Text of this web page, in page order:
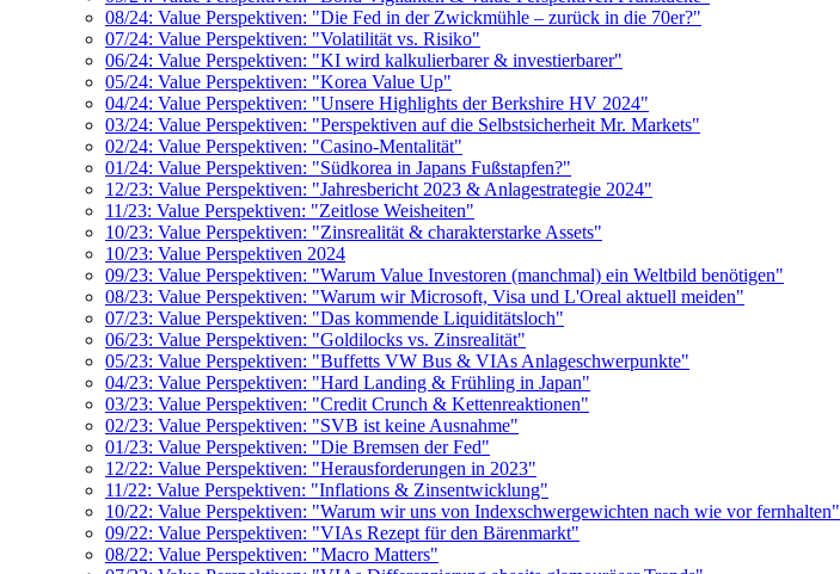
08/24: Value Perspektiven: "Die Fed in der Zwickmühle – zurück in die 70er?"
07/24: Value Perspektiven: "Volatilität vs. Risiko"
06/24: Value Perspektiven: "KI wird kalkulierbarer & investierbarer"
05/24: Value Perspektiven: "Korea Value Up"
04/24: Value Perspektiven: "Unsere Highlights der Berkshire HV 2024"
03/24: Value Perspektiven: "Perspektiven auf die Selbstsicherheit Mr. Markets"
02/24: Value Perspektiven: "Casino-Mentalität"
01/24: Value Perspektiven: "Südkorea in Japans Fußstapfen?"
12/23: Value Perspektiven: "Jahresbericht 2023 & Anlagestrategie 2024"
11/23: Value Perspektiven: "Zeitlose Weisheiten"
10/23: Value Perspektiven: "Zinsrealität & charakterstarke Assets"
10/23: Value Perspektiven 2024
09/23: Value Perspektiven: "Warum Value Investoren (manchmal) ein Weltbild benötigen"
08/23: Value Perspektiven: "Warum wir Microsoft, Visa und L'Oreal aktuell meiden"
07/23: Value Perspektiven: "Das kommende Liquiditätsloch"
06/23: Value Perspektiven: "Goldilocks vs. Zinsrealität"
05/23: Value Perspektiven: "Buffetts VW Bus & VIAs Anlageschwerpunkte"
04/23: Value Perspektiven: "Hard Landing & Frühling in Japan"
03/23: Value Perspektiven: "Credit Crunch & Kettenreaktionen"
02/23: Value Perspektiven: "SVB ist keine Ausnahme"
01/23: Value Perspektiven: "Die Bremsen der Fed"
12/22: Value Perspektiven: "Herausforderungen in 2023"
11/22: Value Perspektiven: "Inflations & Zinsentwicklung"
10/22: Value Perspektiven: "Warum wir uns von Indexschwergewichten nach wie vor fernhalten"
09/22: Value Perspektiven: "VIAs Rezept für den Bärenmarkt"
08/22: Value Perspektiven: "Macro Matters"